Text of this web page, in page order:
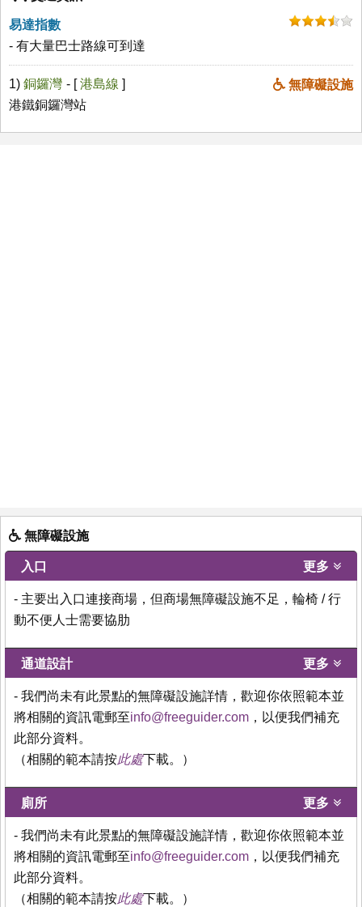
易達指數
- 有大量巴士路線可到達
1) 銅鑼灣 無障礙設施
- [港島線 ]
港鐵銅鑼灣站
無障礙設施
入口 更多
- 主要出入口連接商場，但商場無障礙設施不足，輪椅 / 行
動不便人士需要協肋
通道設計 更多
- 我們尚未有此景點的無障礙設施詳情，歡迎你依照範本並
將相關的資訊電郵至info@freeguider.com ，以便我們補充
此部分資料。
（相關的範本請按此處下載。）
廁所 更多
- 我們尚未有此景點的無障礙設施詳情，歡迎你依照範本並
將相關的資訊電郵至info@freeguider.com ，以便我們補充
此部分資料。
（相關的範本請按此處下載。）